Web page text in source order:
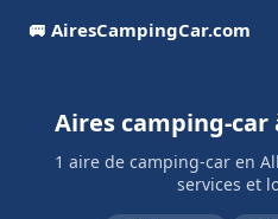
🚐 AiresCampingCar.com
Aires camping-car
1 aire de camping-car en
services et